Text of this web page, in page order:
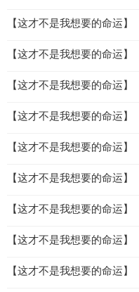
【这才不是我想要的命运】
【这才不是我想要的命运】
【这才不是我想要的命运】
【这才不是我想要的命运】
【这才不是我想要的命运】
【这才不是我想要的命运】
【这才不是我想要的命运】
【这才不是我想要的命运】
【这才不是我想要的命运】